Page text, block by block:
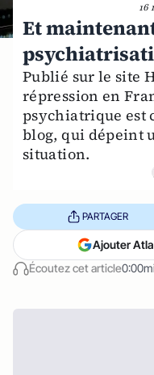
16
Et
Publié sur le site
répression en
psychiatrique est
blog, qui dépeint
situation.
Écoutez cet article
PARTAGER
Ajouter